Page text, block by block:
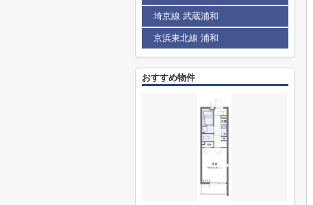
埼京線 武蔵浦和
京浜東北線 浦和
おすすめ物件